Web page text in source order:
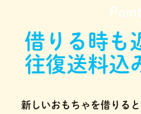
借りる時も
往復送料込
新しいおもちゃを借りる